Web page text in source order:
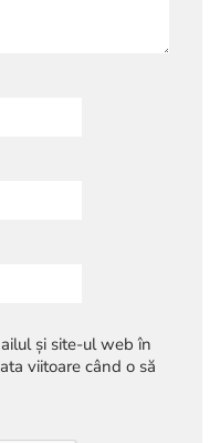
și site-ul web în
viitoare când o să